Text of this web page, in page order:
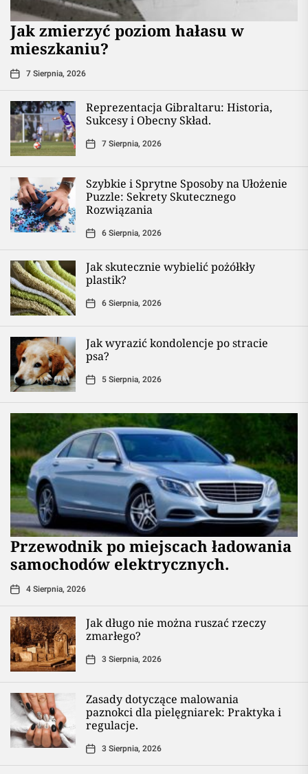
Jak zmierzyć poziom hałasu w
mieszkaniu?
7 Sierpnia, 2026
Reprezentacja Gibraltaru: Historia,
Sukcesy i Obecny Skład.
7 Sierpnia, 2026
Szybkie i Sprytne Sposoby na Ułożenie
Puzzle: Sekrety Skutecznego
Rozwiązania
6 Sierpnia, 2026
Jak skutecznie wybielić pożółkły
plastik?
6 Sierpnia, 2026
Jak wyrazić kondolencje po stracie
psa?
5 Sierpnia, 2026
Przewodnik po miejscach ładowania
samochodów elektrycznych.
4 Sierpnia, 2026
Jak długo nie można ruszać rzeczy
zmarłego?
3 Sierpnia, 2026
Zasady dotyczące malowania
paznokci dla pielęgniarek: Praktyka i
regulacje.
3 Sierpnia, 2026